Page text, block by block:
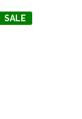
SALE